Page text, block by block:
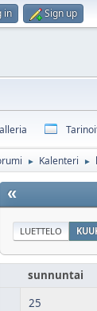
in Sign up
► Kalenteri ►
«
LUETTELO
sunnuntai
25